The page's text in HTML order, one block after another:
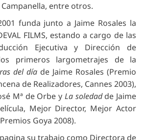
Campanella, entre otros.
funda junto a Jaime Rosales la
FILMS, estando a cargo de las
Ejecutiva y Dirección de
primeros largometrajes de la
del día de Jaime Rosales (Premio
de Realizadores, Cannes 2003),
Mª de Orbe y La soledadde Jaime
Mejor Director, Mejor Actor
Goya 2008).
su trabajo como Directora de